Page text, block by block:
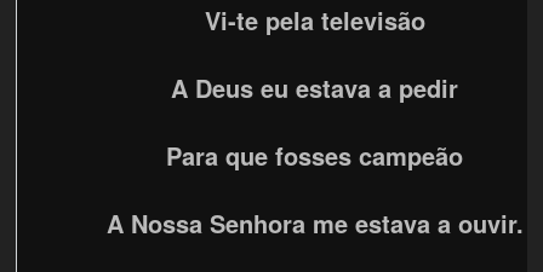
Vi-te pela televisão
A Deus eu estava a pedir
Para que fosses campeão
A Nossa Senhora me estava a ouvir.